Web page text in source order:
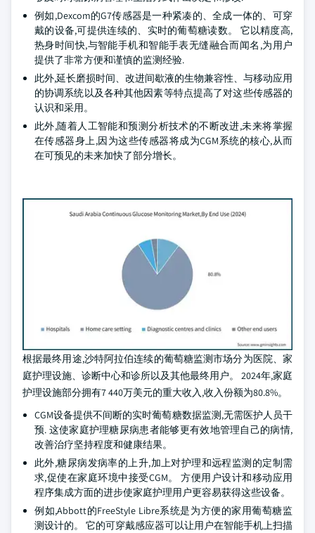
例如,Dexcom的G7传感器是一种紧凑的、全成一体的、可穿
戴的设备,可提供连续的、实时的葡萄糖读数。 它以精度高,
热身时间快,与智能手机和智能手表无缝融合而闻名,为用户
提供了非常方便和谨慎的监测经验.
此外,延长磨损时间、改进间歇液的生物兼容性、与移动应用
的协调系统以及各种其他因素等特点提高了对这些传感器的
认识和采用。
此外,随着人工智能和预测分析技术的不断改进,未来将掌握
在传感器身上,因为这些传感器将成为CGM系统的核心,从而
在可预见的未来加快了部分增长。
根据最终用途,沙特阿拉伯连续的葡萄糖监测市场分为医院、家
庭护理设施、诊断中心和诊所以及其他最终用户。 2024年,家庭
护理设施部分拥有7 440万美元的重大收入,收入份额为80.8%。
CGM设备提供不间断的实时葡萄糖数据监测,无需医护人员干
预. 这使家庭护理糖尿病患者能够更有效地管理自己的病情,
改善治疗坚持程度和健康结果。
此外,糖尿病发病率的上升,加上对护理和远程监测的定制需
求,促使在家庭环境中接受CGM。 方便用户设计和移动应用
程序集成方面的进步使家庭护理用户更容易获得这些设备。
例如,Abbott的FreeStyle Libre系统是为方便的家用葡萄糖监
测设计的。 它的可穿戴感应器可以让用户在智能手机上扫描